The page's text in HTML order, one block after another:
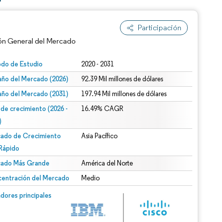
Participación
General del Mercado
de Estudio 2020 - 2031
del Mercado (2026) 92.39 Mil millones de dólares
del Mercado (2031) 197.94 Mil millones de dólares
de crecimiento (2026 -
16.49% CAGR
de Crecimiento
Asia Pacífico
Más Grande América del Norte
del Mercado Medio
principales
© Mordor Intelligence. El uso requiere atribución según CC BY 4.0.
CC BY 4.0.